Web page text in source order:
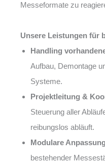
Messeformate zu
Unsere Leistungen für
Handling
Aufbau, Demontage
Systeme.
Projektleitung &
Steuerung aller
reibungslos abläuft.
Modulare
bestehender